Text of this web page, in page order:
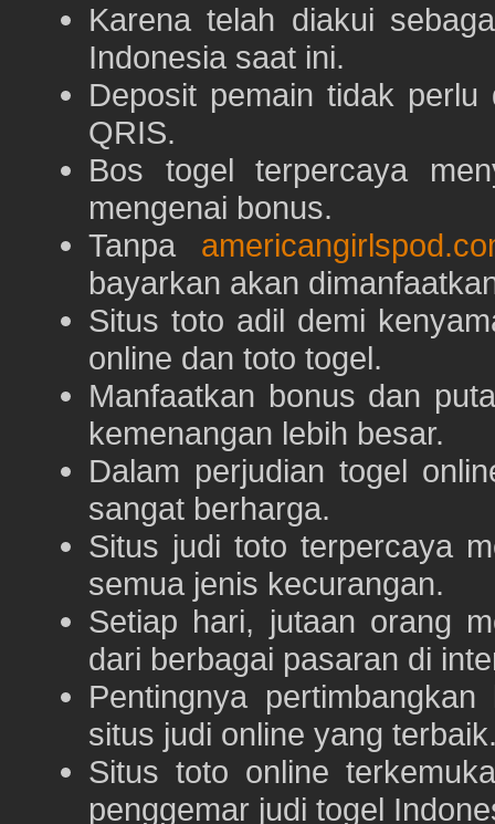
Karena telah diakui
Indonesia saat ini.
Deposit pemain tidak
QRIS.
Bos togel terpercaya
mengenai bonus.
Tanpa
bayarkan akan
Situs toto adil demi
online dan toto togel.
Manfaatkan bonus dan
kemenangan lebih besar.
Dalam perjudian togel
sangat berharga.
Situs judi toto terpercaya
semua jenis kecurangan.
Setiap hari, jutaan orang
dari berbagai pasaran di
Pentingnya
situs judi online yang
Situs toto online
penggemar judi togel